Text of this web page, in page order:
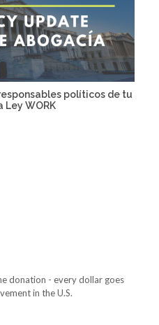
políticos de tu
Ley WORK
donation - every dollar goes
in the U.S.